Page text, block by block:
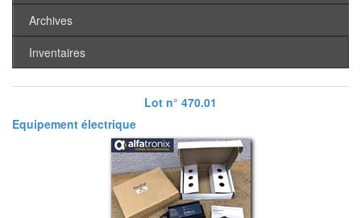
Archives
Inventaires
Lot n° 470.01
Equipement électrique